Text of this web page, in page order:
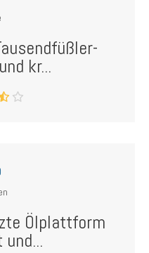
kr...
Ölplattform